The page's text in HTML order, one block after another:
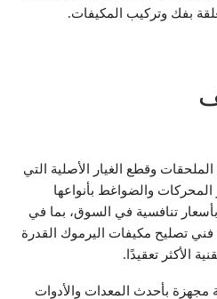
بفك وتركيب المكيفات.
وقطع الغيار الأصلية التي
المحركات والضواغط بأنواعها
بأسعار تنافسية في السوق، بما في
فني تصليح مكيفات اليرموك القدرة
الأكثر تعقيدًا.
مجهزة بأحدث المعدات والأدوات